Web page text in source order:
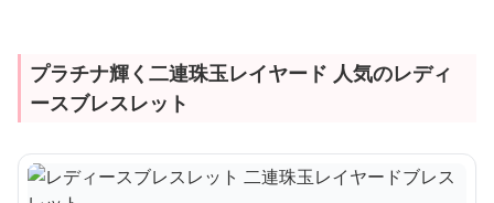
プラチナ輝く二連珠玉レイヤード 人気のレディ
ースブレスレット